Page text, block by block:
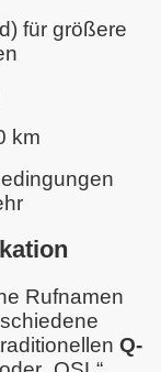
für größere
km
Rufnamen
Q-